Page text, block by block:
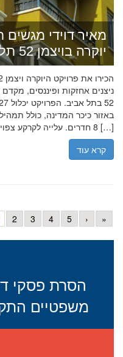
יוקרה בויצמן 52 תל אביב
8 חדרים. עלייה לקרקע צפויה במאי 2026 עם ליווי […]
קרא עוד
2 3 4 5 › »
הסרת פסקי
משפטיים התקשרו